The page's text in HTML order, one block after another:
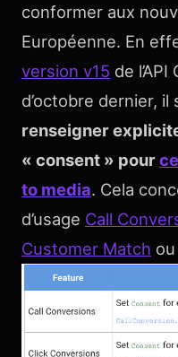
conformer aux
Européenne. En
version v15 de
d’octobre dernier,
renseigner
« consent » pour
to media. Cela
d’usage Call
Customer Match